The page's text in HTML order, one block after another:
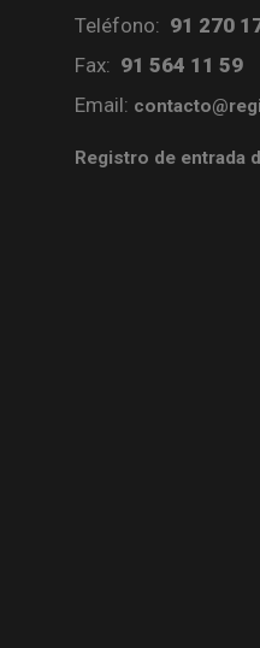
Teléfono: 91 270
Fax: 91 564 11 59
Email:
Registro de entrada